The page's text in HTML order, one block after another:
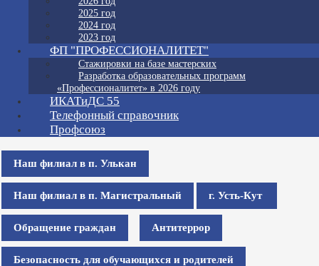
2025 год
2024 год
2023 год
ФП "ПРОФЕССИОНАЛИТЕТ"
Стажировки на базе мастерских
Разработка образовательных программ
«Профессионалитет» в 2026 году
ИКАТиДС 55
Телефонный справочник
Профсоюз
Наш филиал в п. Улькан
Наш филиал в п. Магистральный г. Усть-Кут
Обращение граждан Антитеррор
Безопасность для обучающихся и родителей